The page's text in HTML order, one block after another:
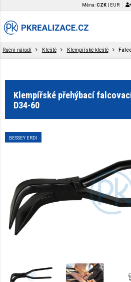
Měna:CZK EUR
Ruční nářadí Kleště Klempířské kleště
Klempířské přehýbací
D34-60
BESSEY ERDI